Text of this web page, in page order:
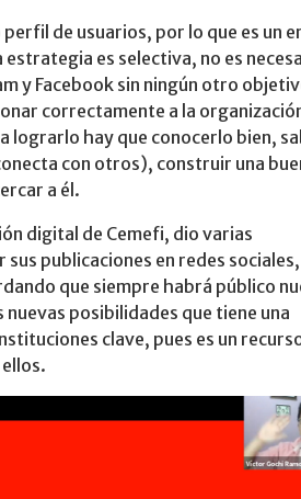
de usuarios, por lo que es un
es selectiva, no es
y Facebook sin ningún otro
correctamente a la
lograrlo hay que conocerlo bien,
con otros), construir una
a él.
digital de Cemefi, dio varias
publicaciones en redes
que siempre habrá público
posibilidades que tiene una
clave, pues es un